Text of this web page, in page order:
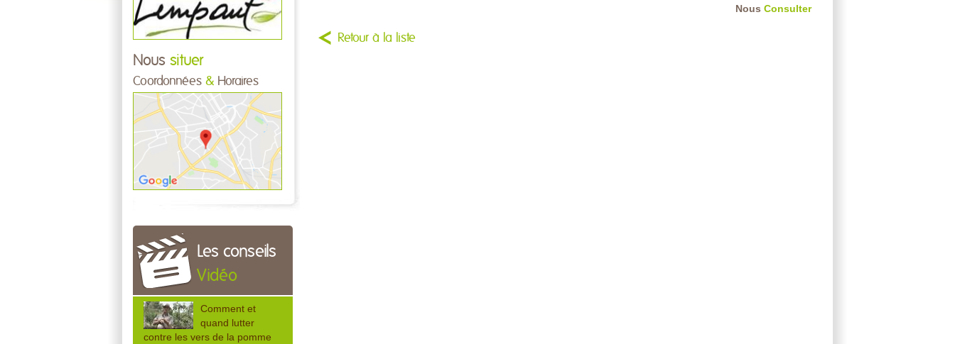
Nous situer
Coordonnées & Horaires
Les conseils
Vidéo
Comment et
quand lutter
contre les vers de la pomme
Nous Consulter
Retour à la liste